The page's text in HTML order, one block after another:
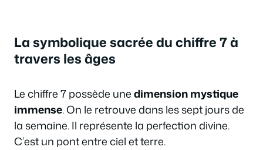
La symbolique sacrée du chiffre 7 à
travers les âges
Le chiffre 7 possède unedimension mystique
immense. On le retrouve dans les sept jours de
la semaine. Il représente la perfection divine.
C’est un pont entre ciel et terre.